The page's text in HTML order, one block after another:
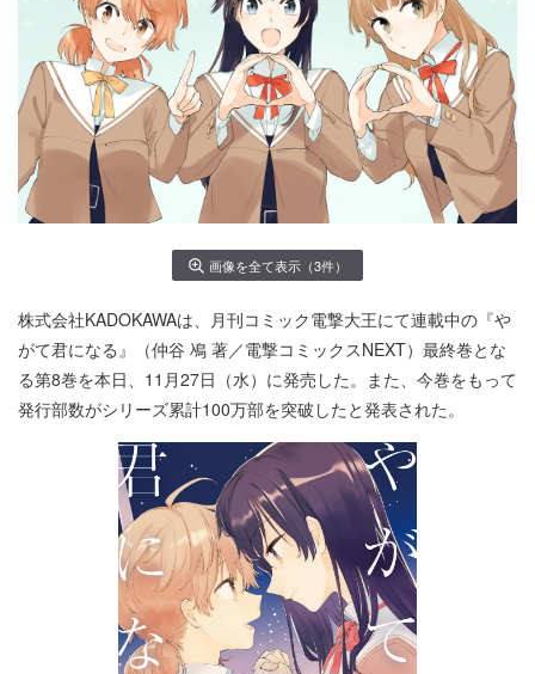
画像を全て表示（3件）
株式会社KADOKAWAは、月刊コミック電撃大王にて連載中の『や
がて君になる』（仲谷 鳰 著／電撃コミックスNEXT）最終巻とな
る第8巻を本日、11月27日（水）に発売した。また、今巻をもって
発行部数がシリーズ累計100万部を突破したと発表された。